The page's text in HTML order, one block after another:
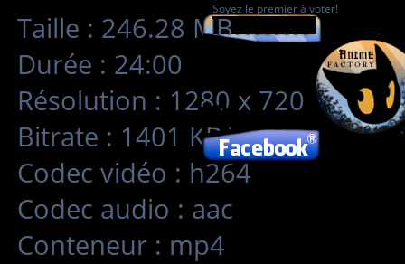
Taille : 246.28 MB
Durée : 24:00
Résolution : 1280 x 720
Bitrate : 1401 KB/s
Codec vidéo : h264
Codec audio : aac
Conteneur : mp4
Soyez le premier à voter!